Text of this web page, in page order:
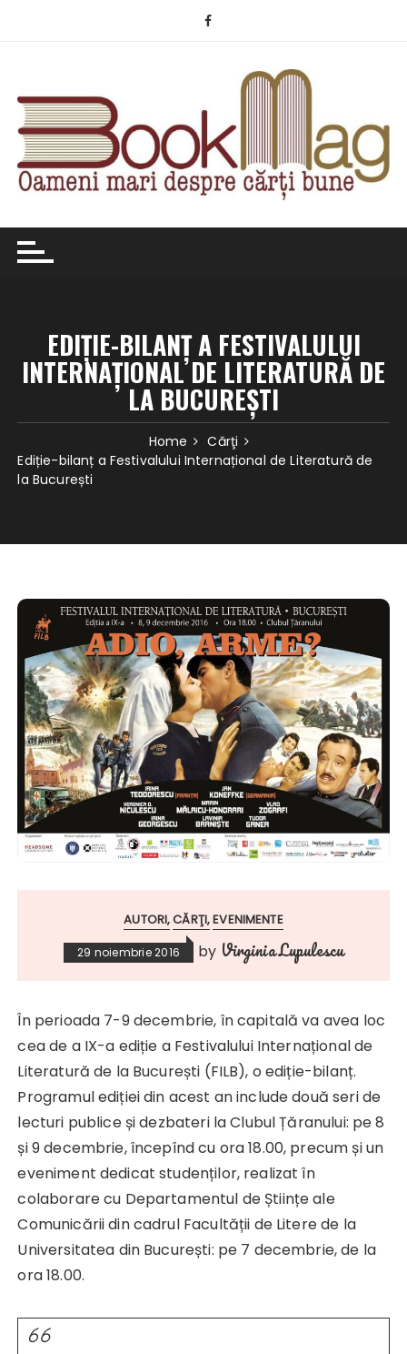
EDIȚIE-BILANȚ A FESTIVALULUI
INTERNAȚIONAL DE LITERATURĂ DE
LA BUCUREȘTI
Home
Cărţi
Ediție-bilanț a Festivalului Internațional de Literatură de
la București
AUTORI CĂRŢI EVENIMENTE
29 noiembrie 2016 by Virginia Lupulescu
În perioada 7-9 decembrie, în capitală va avea loc
cea de a IX-a ediție a Festivalului Internațional de
Literatură de la București (FILB), o ediție-bilanț.
Programul ediției din acest an include două seri de
lecturi publice și dezbateri la Clubul Țăranului: pe 8
și 9 decembrie, începînd cu ora 18.00, precum și un
eveniment dedicat studenților, realizat în
colaborare cu Departamentul de Științe ale
Comunicării din cadrul Facultății de Litere de la
Universitatea din București: pe 7 decembrie, de la
ora 18.00.